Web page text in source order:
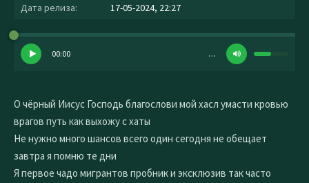
Дата релиза:
17-05-2024, 22:27
00:00 …
О чёрный Иисус Господь благослови мой хасл умасти кровью
врагов путь как выхожу с хаты
Не нужно много шансов всего один сегодня не обещает
завтра я помню те дни
Я первое чадо мигрантов пробник и эксклюзив так часто